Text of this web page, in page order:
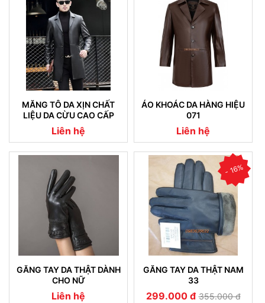
MĂNG TÔ DA XỊN CHẤT
LIỆU DA CỪU CAO CẤP
NHẬP KHẨU (07)
Liên hệ
ÁO KHOÁC DA HÀNG HIỆU
071
Liên hệ
GĂNG TAY DA THẬT DÀNH
CHO NỮ
Liên hệ
- 16%
GĂNG TAY DA THẬT NAM
33
299.000 đ 355.000 đ